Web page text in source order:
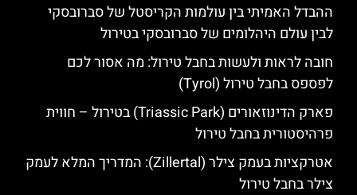
ההבדל האמיתי בין עולמות הקריסטל של סברובסקי
לבין עולם היהלומים של סברובסקי בטירול
חובה לראות ולעשות בחבל טירול: מה אסור לכם
לפספס בחבל טירול (Tyrol)
פארק הדינוזאורים (Triassic Park) בטירול – חווית
פרהיסטורית בחבל טירול
אטרקציות בעמק צילר (Zillertal): המדריך המלא לעמק
צילר בחבל טירול